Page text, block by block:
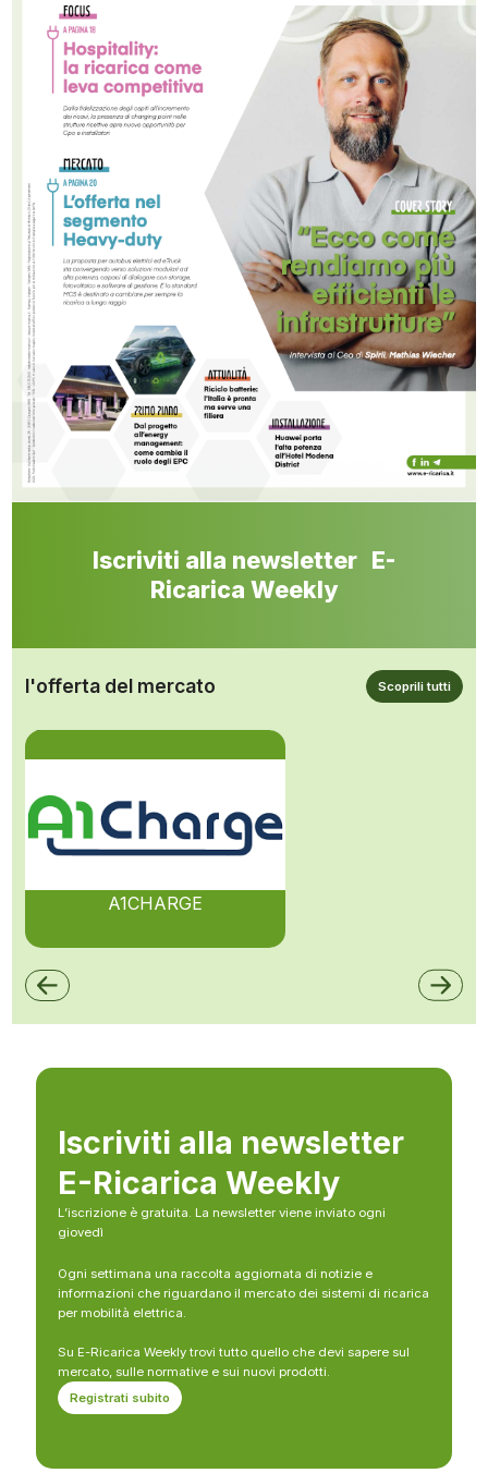
Iscriviti alla newsletter E-
Ricarica Weekly
l'offerta del mercato Scoprili tutti
A1CHARGE
Iscriviti alla newsletter
E-Ricarica Weekly
L’iscrizione è gratuita. La newsletter viene inviato ogni
giovedì
Ogni settimana una raccolta aggiornata di notizie e
informazioni che riguardano il mercato dei sistemi di ricarica
per mobilità elettrica.
Su E-Ricarica Weekly trovi tutto quello che devi sapere sul
mercato, sulle normative e sui nuovi prodotti.
Registrati subito